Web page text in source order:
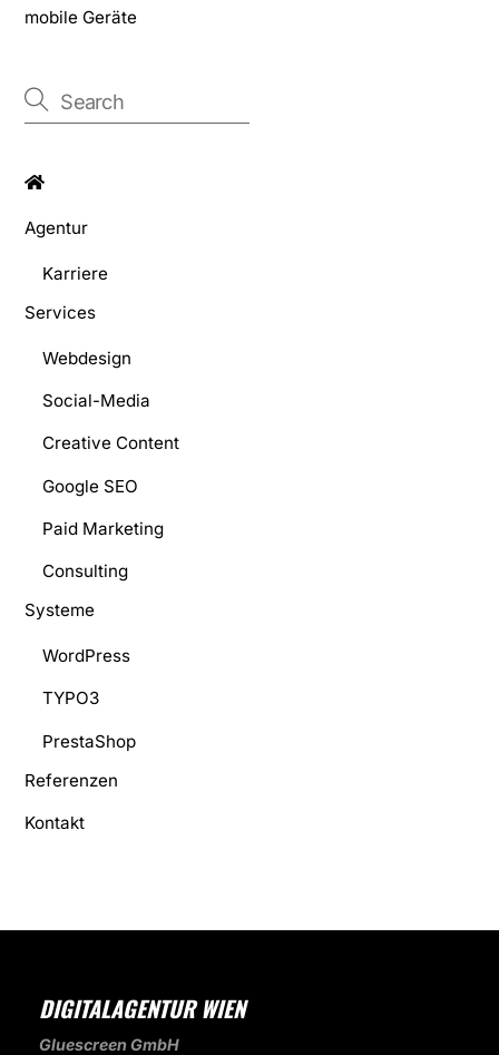
mobile Geräte
Agentur
Karriere
Services
Webdesign
Social-Media
Creative Content
Google SEO
Paid Marketing
Consulting
Systeme
WordPress
TYPO3
PrestaShop
Referenzen
Kontakt
DIGITALAGENTUR WIEN
Gluescreen GmbH